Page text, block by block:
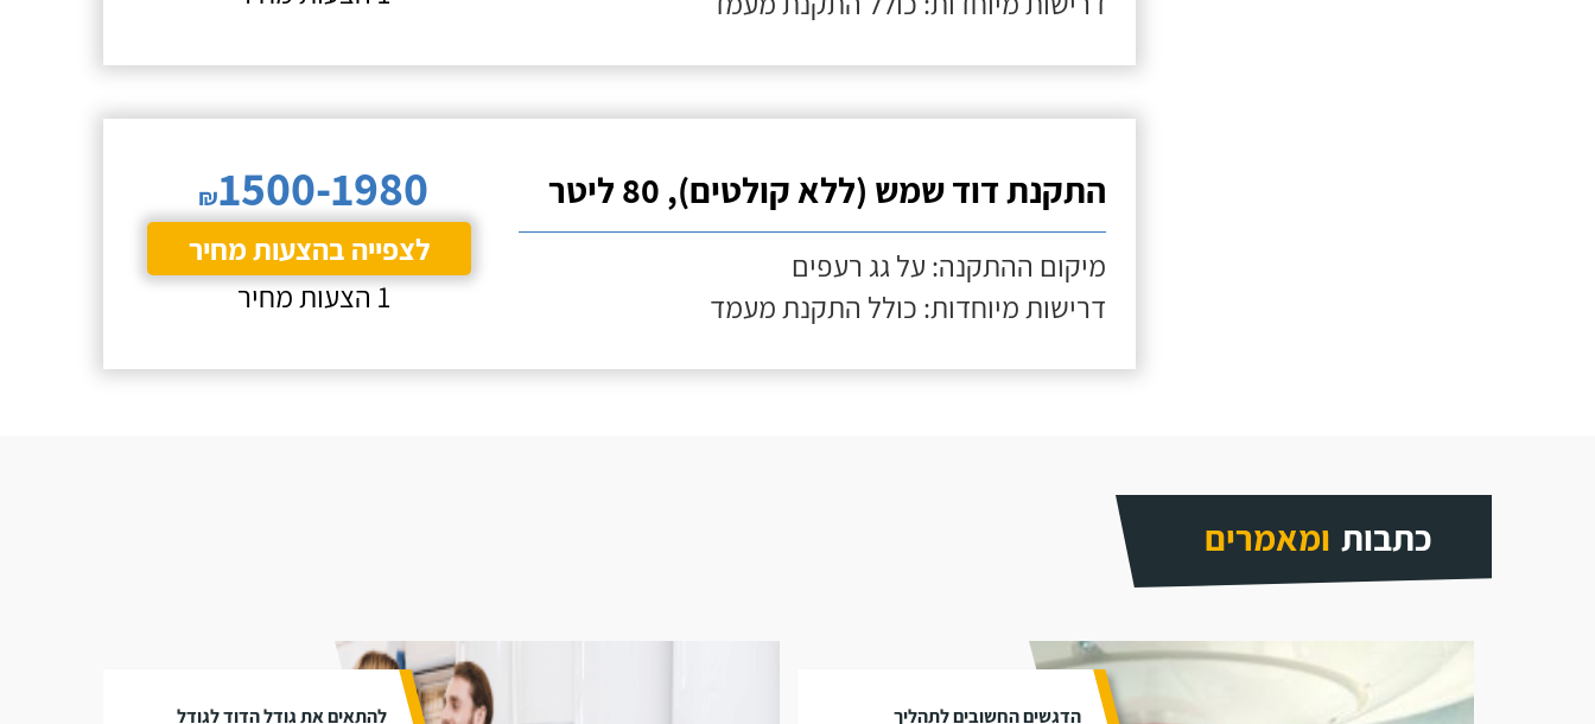
התקנת דוד שמש (ללא קולטים), 80 ליטר
מיקום ההתקנה: על גג רעפים
דרישות מיוחדות: כולל התקנת מעמד
₪1500-1980
לצפייה בהצעות מחיר
1 הצעות מחיר
כתבות ומאמרים
הדגשים החשובים לתהליך
להתאים את גודל הדוד לגודל